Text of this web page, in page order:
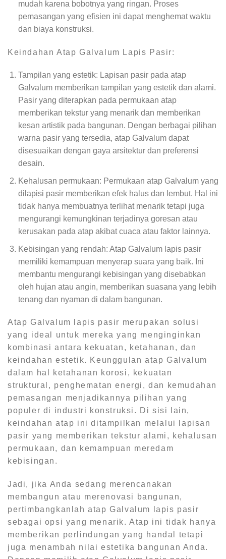
mudah karena bobotnya yang ringan. Proses
pemasangan yang efisien ini dapat menghemat waktu
dan biaya konstruksi.
Keindahan Atap Galvalum Lapis Pasir:
Tampilan yang estetik: Lapisan pasir pada atap
Galvalum memberikan tampilan yang estetik dan alami.
Pasir yang diterapkan pada permukaan atap
memberikan tekstur yang menarik dan memberikan
kesan artistik pada bangunan. Dengan berbagai pilihan
warna pasir yang tersedia, atap Galvalum dapat
disesuaikan dengan gaya arsitektur dan preferensi
desain.
Kehalusan permukaan: Permukaan atap Galvalum yang
dilapisi pasir memberikan efek halus dan lembut. Hal ini
tidak hanya membuatnya terlihat menarik tetapi juga
mengurangi kemungkinan terjadinya goresan atau
kerusakan pada atap akibat cuaca atau faktor lainnya.
Kebisingan yang rendah: Atap Galvalum lapis pasir
memiliki kemampuan menyerap suara yang baik. Ini
membantu mengurangi kebisingan yang disebabkan
oleh hujan atau angin, memberikan suasana yang lebih
tenang dan nyaman di dalam bangunan.
Atap Galvalum lapis pasir merupakan solusi
yang ideal untuk mereka yang menginginkan
kombinasi antara kekuatan, ketahanan, dan
keindahan estetik. Keunggulan atap Galvalum
dalam hal ketahanan korosi, kekuatan
struktural, penghematan energi, dan kemudahan
pemasangan menjadikannya pilihan yang
populer di industri konstruksi. Di sisi lain,
keindahan atap ini ditampilkan melalui lapisan
pasir yang memberikan tekstur alami, kehalusan
permukaan, dan kemampuan meredam
kebisingan.
Jadi, jika Anda sedang merencanakan
membangun atau merenovasi bangunan,
pertimbangkanlah atap Galvalum lapis pasir
sebagai opsi yang menarik. Atap ini tidak hanya
memberikan perlindungan yang handal tetapi
juga menambah nilai estetika bangunan Anda.